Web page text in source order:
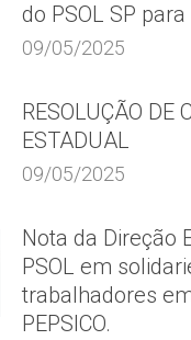
do PSOL SP
09/05/2025
RESOLUÇÃO DE
ESTADUAL
09/05/2025
Nota da Direção
PSOL em
trabalhadores
PEPSICO.